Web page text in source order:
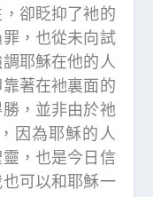
卻眨抑了衪的
，也從未向試
耶穌在他的人
著在衪裏面的
，並非由於祂
因為耶穌的人
，也是今日信
可以和耶穌一